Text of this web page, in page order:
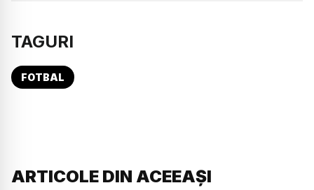
TAGURI
FOTBAL
ARTICOLE DIN ACEEAȘI